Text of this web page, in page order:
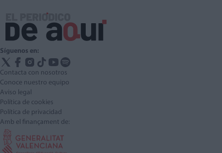
Síguenos en:
Contacta con nosotros
Conoce nuestro equipo
Aviso legal
Política de cookies
Política de privacidad
Amb el finançament de: